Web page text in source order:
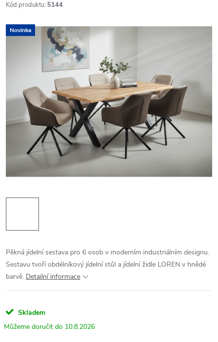
Kód produktu: 5144
Novinka
Pěkná jídelní sestava pro 6 osob v moderním industriálním designu.
Sestavu tvoří obdélníkový jídelní stůl a jídelní židle LOREN v hnědé
barvě. Detailní informace
Skladem
10.8.2026